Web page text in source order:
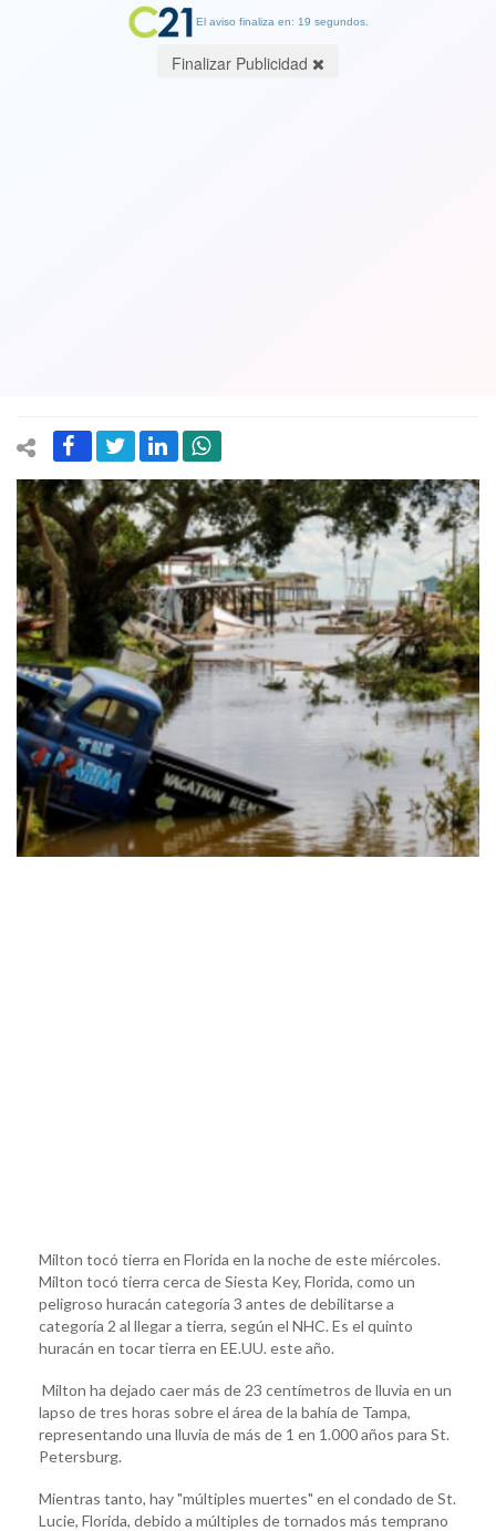
Milton tocó tierra en Florida en la noche de este miércoles.
Milton tocó tierra cerca de Siesta Key, Florida, como un
peligroso huracán categoría 3 antes de debilitarse a
categoría 2 al llegar a tierra, según el NHC. Es el quinto
huracán en tocar tierra en EE.UU. este año.
Milton ha dejado caer más de 23 centímetros de lluvia en un
lapso de tres horas sobre el área de la bahía de Tampa,
representando una lluvia de más de 1 en 1.000 años para St.
Petersburg.
Mientras tanto, hay "múltiples muertes" en el condado de St.
Lucie, Florida, debido a múltiples de tornados más temprano
El aviso finaliza en: 19 segundos.
Finalizar Publicidad